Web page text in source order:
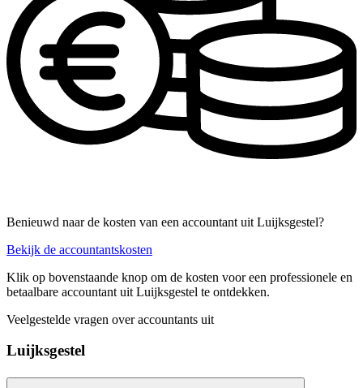
Benieuwd naar de kosten van een accountant uit Luijksgestel?
Bekijk de accountantskosten
Klik op bovenstaande knop om de kosten voor een professionele en
betaalbare accountant uit Luijksgestel te ontdekken.
Veelgestelde vragen over accountants uit
Luijksgestel